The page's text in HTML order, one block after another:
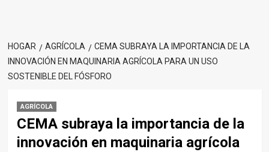
HOGAR AGRÍCOLA
CEMA SUBRAYA LA IMPORTANCIA DE LA
INNOVACIÓN EN MAQUINARIA AGRÍCOLA PARA UN USO
SOSTENIBLE DEL FÓSFORO
AGRÍCOLA
CEMA subraya la importancia de la
innovación en maquinaria agrícola